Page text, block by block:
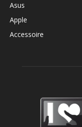
Asus
Apple
Accessoire